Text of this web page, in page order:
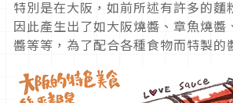
特別是在大阪，如前所述有許多的麵
因此產生出了如大阪燒醬、章魚燒醬
醬等等，為了配合各種食物而特製的